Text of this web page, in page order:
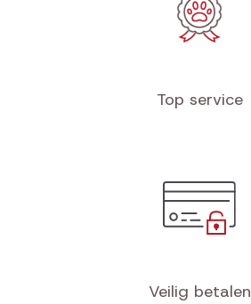
Top service
Veilig betalen